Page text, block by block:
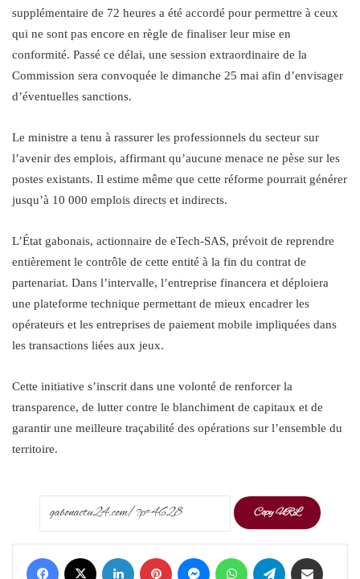
supplémentaire de 72 heures a été accordé pour permettre à ceux
qui ne sont pas encore en règle de finaliser leur mise en
conformité. Passé ce délai, une session extraordinaire de la
Commission sera convoquée le dimanche 25 mai afin d’envisager
d’éventuelles sanctions.
Le ministre a tenu à rassurer les professionnels du secteur sur
l’avenir des emplois, affirmant qu’aucune menace ne pèse sur les
postes existants. Il estime même que cette réforme pourrait générer
jusqu’à 10 000 emplois directs et indirects.
L’État gabonais, actionnaire de eTech-SAS, prévoit de reprendre
entièrement le contrôle de cette entité à la fin du contrat de
partenariat. Dans l’intervalle, l’entreprise financera et déploiera
une plateforme technique permettant de mieux encadrer les
opérateurs et les entreprises de paiement mobile impliquées dans
les transactions liées aux jeux.
Cette initiative s’inscrit dans une volonté de renforcer la
transparence, de lutter contre le blanchiment de capitaux et de
garantir une meilleure traçabilité des opérations sur l’ensemble du
territoire.
Copy URL
Facebook LinkedIn Pinterest Messenger WhatsApp Telegram